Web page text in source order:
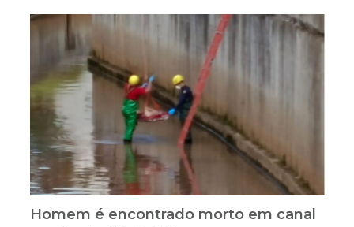
Homem é encontrado morto em canal